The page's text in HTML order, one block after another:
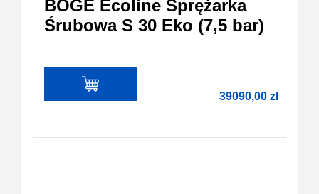
BOGE Ecoline Sprężarka
Śrubowa S 30 Eko (7,5 bar)
39090,00 zł